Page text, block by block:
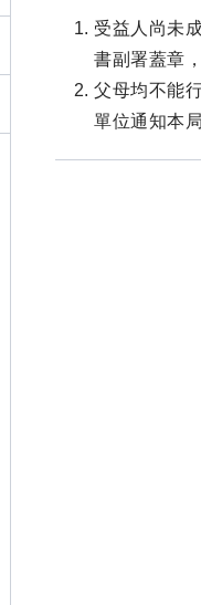
受益人尚未
書副署蓋章
父母均不能
單位通知本